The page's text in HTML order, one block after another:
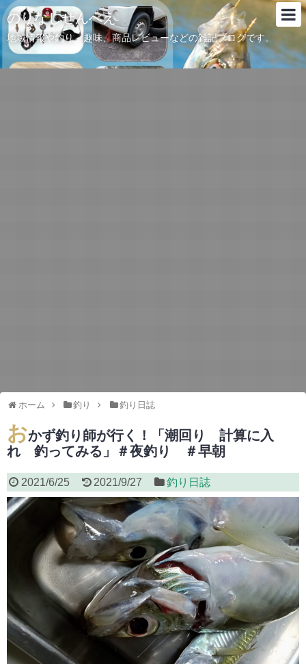
のりなしせんべえ
地域情報や釣り、趣味、商品レビューなどの雑記ブログです。
ホーム 釣り 釣り日誌
おかず釣り師が行く！「潮回り 計算に入
れ 釣ってみる」＃夜釣り ＃早朝
2021/6/25 2021/9/27 釣り日誌